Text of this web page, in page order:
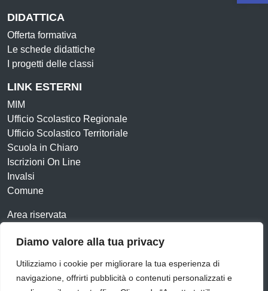
Diamo valore alla tua privacy
Utilizziamo i cookie per migliorare la tua esperienza di
navigazione, offrirti pubblicità o contenuti personalizzati e
DIDATTICA
Offerta formativa
Le schede didattiche
I progetti delle classi
LINK ESTERNI
MIM
Ufficio Scolastico Regionale
Ufficio Scolastico Territoriale
Scuola in Chiaro
Iscrizioni On Line
Invalsi
Comune
Area riservata
Amministrazione TrasparenteAlbo online
Dichiarazione di accessibilitàObiettivi di accessibilità